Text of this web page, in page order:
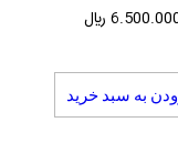
﷼
به سبد خرید